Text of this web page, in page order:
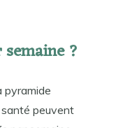
?
pyramide
peuvent